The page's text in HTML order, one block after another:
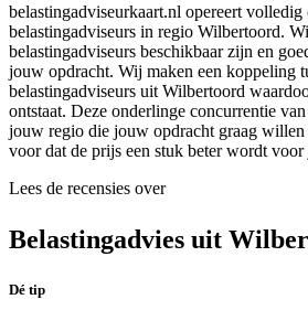
belastingadviseurkaart.nl opereert
belastingadviseurs in regio Wilbertoord.
belastingadviseurs beschikbaar zijn en
jouw opdracht. Wij maken een koppeling
belastingadviseurs uit Wilbertoord
ontstaat. Deze onderlinge concurrentie
jouw regio die jouw opdracht graag
voor dat de prijs een stuk beter wordt voor
Lees de recensies over
Belastingadvies uit
Dé tip